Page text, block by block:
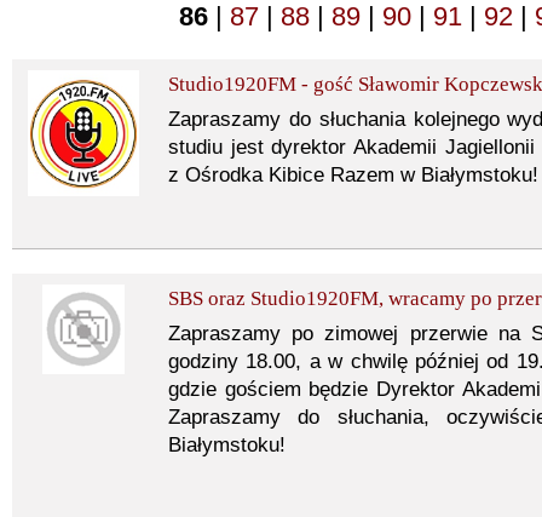
86 | 87 | 88 | 89 | 90 | 91 | 92 |
Studio1920FM - gość Sławomir
Zapraszamy do słuchania kolejnego
studiu jest dyrektor Akademii
z Ośrodka Kibice Razem w Białymstoku!
SBS oraz Studio1920FM, wracamy po
Zapraszamy po zimowej przerwie na
godziny 18.00, a w chwilę później od
gdzie gościem będzie Dyrektor
Zapraszamy do słuchania,
Białymstoku!